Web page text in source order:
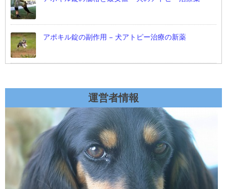
アポキル錠の副作用 – 犬アトピー治療の新薬
運営者情報